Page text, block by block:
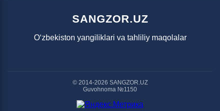
SANGZOR.UZ
O‘zbekiston yangiliklari va tahliliy maqolalar
© 2014-2026 SANGZOR.UZ
Guvohnoma №1150